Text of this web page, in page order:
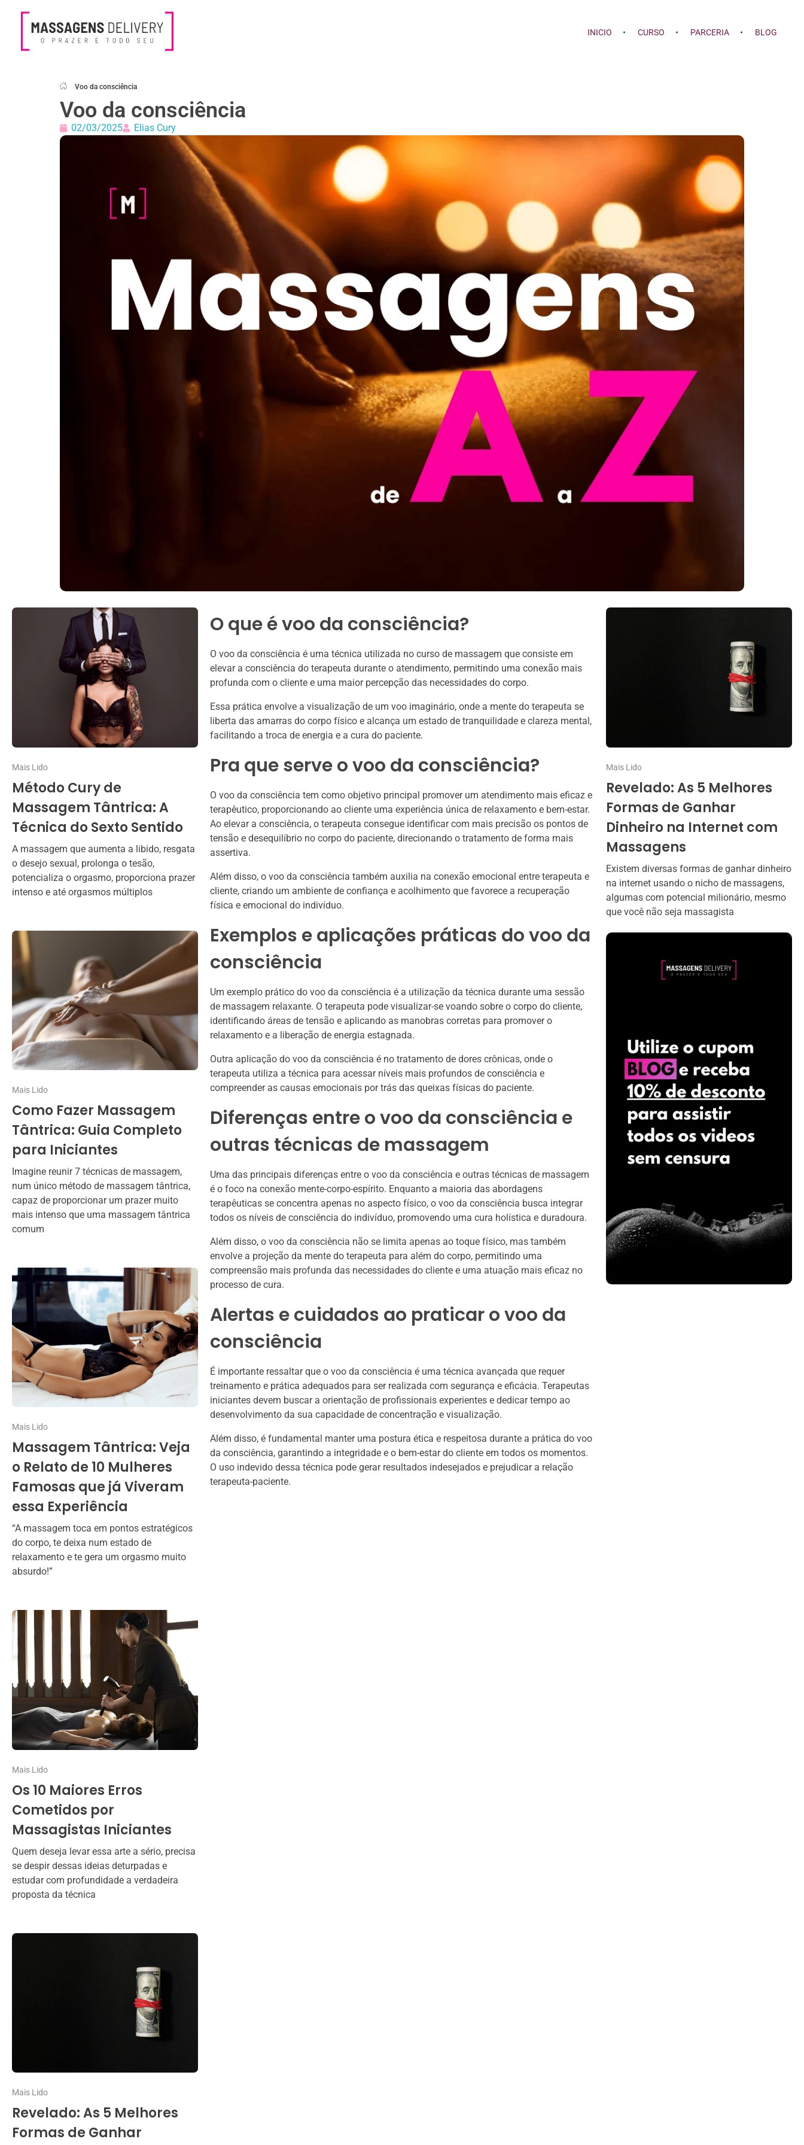
INICIO CURSO PARCERIA BLOG
Voo da consciência
Voo da consciência
02/03/2025 Elias Cury
Mais Lido
Método Cury de
Massagem Tântrica: A
Técnica do Sexto Sentido
A massagem que aumenta a libido, resgata
o desejo sexual, prolonga o tesão,
potencializa o orgasmo, proporciona prazer
intenso e até orgasmos múltiplos
Mais Lido
Como Fazer Massagem
Tântrica: Guia Completo
para Iniciantes
Imagine reunir 7 técnicas de massagem,
num único método de massagem tântrica,
capaz de proporcionar um prazer muito
mais intenso que uma massagem tântrica
comum
Mais Lido
Massagem Tântrica: Veja
o Relato de 10 Mulheres
Famosas que já Viveram
essa Experiência
“A massagem toca em pontos estratégicos
do corpo, te deixa num estado de
relaxamento e te gera um orgasmo muito
absurdo!”
Mais Lido
Os 10 Maiores Erros
Cometidos por
Massagistas Iniciantes
Quem deseja levar essa arte a sério, precisa
se despir dessas ideias deturpadas e
estudar com profundidade a verdadeira
proposta da técnica
Mais Lido
Revelado: As 5 Melhores
Formas de Ganhar
O que é voo da consciência?
O voo da consciência é uma técnica utilizada no curso de massagem que consiste em
elevar a consciência do terapeuta durante o atendimento, permitindo uma conexão mais
profunda com o cliente e uma maior percepção das necessidades do corpo.
Essa prática envolve a visualização de um voo imaginário, onde a mente do terapeuta se
liberta das amarras do corpo físico e alcança um estado de tranquilidade e clareza mental,
facilitando a troca de energia e a cura do paciente.
Pra que serve o voo da consciência?
O voo da consciência tem como objetivo principal promover um atendimento mais eficaz e
terapêutico, proporcionando ao cliente uma experiência única de relaxamento e bem-estar.
Ao elevar a consciência, o terapeuta consegue identificar com mais precisão os pontos de
tensão e desequilíbrio no corpo do paciente, direcionando o tratamento de forma mais
assertiva.
Além disso, o voo da consciência também auxilia na conexão emocional entre terapeuta e
cliente, criando um ambiente de confiança e acolhimento que favorece a recuperação
física e emocional do indivíduo.
Exemplos e aplicações práticas do voo da
consciência
Um exemplo prático do voo da consciência é a utilização da técnica durante uma sessão
de massagem relaxante. O terapeuta pode visualizar-se voando sobre o corpo do cliente,
identificando áreas de tensão e aplicando as manobras corretas para promover o
relaxamento e a liberação de energia estagnada.
Outra aplicação do voo da consciência é no tratamento de dores crônicas, onde o
terapeuta utiliza a técnica para acessar níveis mais profundos de consciência e
compreender as causas emocionais por trás das queixas físicas do paciente.
Diferenças entre o voo da consciência e
outras técnicas de massagem
Uma das principais diferenças entre o voo da consciência e outras técnicas de massagem
é o foco na conexão mente-corpo-espírito. Enquanto a maioria das abordagens
terapêuticas se concentra apenas no aspecto físico, o voo da consciência busca integrar
todos os níveis de consciência do indivíduo, promovendo uma cura holística e duradoura.
Além disso, o voo da consciência não se limita apenas ao toque físico, mas também
envolve a projeção da mente do terapeuta para além do corpo, permitindo uma
compreensão mais profunda das necessidades do cliente e uma atuação mais eficaz no
processo de cura.
Alertas e cuidados ao praticar o voo da
consciência
É importante ressaltar que o voo da consciência é uma técnica avançada que requer
treinamento e prática adequados para ser realizada com segurança e eficácia. Terapeutas
iniciantes devem buscar a orientação de profissionais experientes e dedicar tempo ao
desenvolvimento da sua capacidade de concentração e visualização.
Além disso, é fundamental manter uma postura ética e respeitosa durante a prática do voo
da consciência, garantindo a integridade e o bem-estar do cliente em todos os momentos.
O uso indevido dessa técnica pode gerar resultados indesejados e prejudicar a relação
terapeuta-paciente.
Mais Lido
Revelado: As 5 Melhores
Formas de Ganhar
Dinheiro na Internet com
Massagens
Existem diversas formas de ganhar dinheiro
na internet usando o nicho de massagens,
algumas com potencial milionário, mesmo
que você não seja massagista